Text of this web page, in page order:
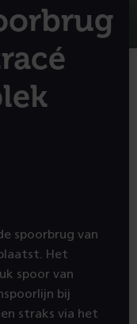
spoorbrug van
Het
spoor van
bij
straks via het